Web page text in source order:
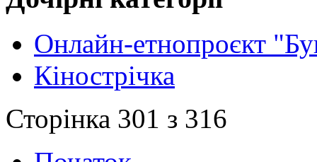
Онлайн-етнопроєкт
Кінострічка
Сторінка 301 з 316